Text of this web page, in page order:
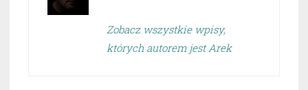
Zobacz wszystkie wpisy,
których autorem jest Arek